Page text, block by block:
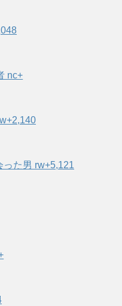
nc+
た男 rw+5,121